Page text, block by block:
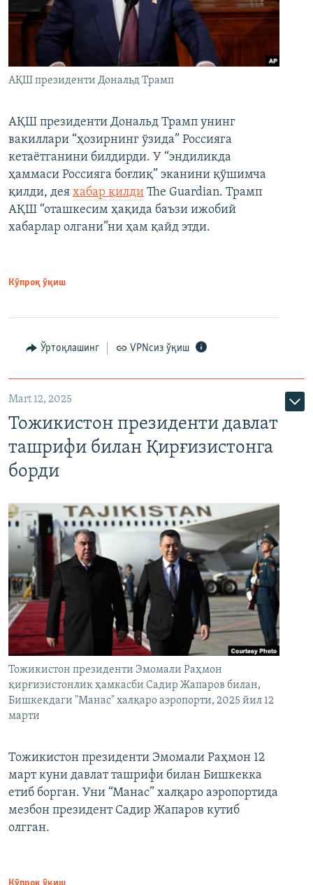
АҚШ президенти Дональд Трамп
АҚШ президенти Дональд Трамп унинг
вакиллари “ҳозирнинг ўзида” Россияга
кетаётганини билдирди. У “эндиликда
ҳаммаси Россияга боғлиқ” эканини қўшимча
қилди, дея хабар қилди The Guardian. Трамп
АҚШ “оташкесим ҳақида баъзи ижобий
хабарлар олгани”ни ҳам қайд этди.
Кўпроқ ўқиш
Ўртоқлашинг VPNсиз ўқиш
Mart 12, 2025
Тожикистон президенти давлат
ташрифи билан Қирғизистонга
борди
Тожикистон президенти Эмомали Раҳмон
қирғизистонлик ҳамкасби Садир Жапаров билан,
Бишкекдаги "Манас" халқаро аэропорти, 2025 йил 12
марти
Тожикистон президенти Эмомали Раҳмон 12
март куни давлат ташрифи билан Бишкекка
етиб борган. Уни “Манас” халқаро аэропортида
мезбон президент Садир Жапаров кутиб
олгган.